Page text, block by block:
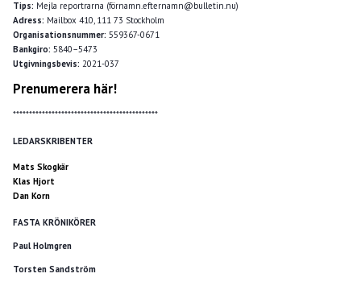
Tips: Mejla reportrarna (förnamn.efternamn@bulletin.nu)
Adress: Mailbox 410, 111 73 Stockholm
Organisationsnummer: 559367-0671
Bankgiro: 5840–5473
Utgivningsbevis: 2021-037
Prenumerera här!
*********************************************
LEDARSKRIBENTER
Mats Skogkär
Klas Hjort
Dan Korn
FASTA KRÖNIKÖRER
Paul Holmgren
Torsten Sandström